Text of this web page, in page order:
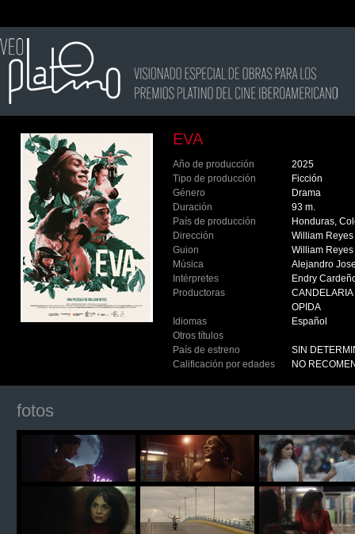
EVA
Año de producción
2025
Tipo de producción
Ficción
Género
Drama
Duración
93 m.
País de producción
Honduras,
Dirección
William Reyes
Guion
William Reyes
Música
Alejandro
Intérpretes
Endry
Productoras
CANDELARIA
OPIDA
Idiomas
Español
Otros títulos
País de estreno
SIN
Calificación por edades
NO
fotos